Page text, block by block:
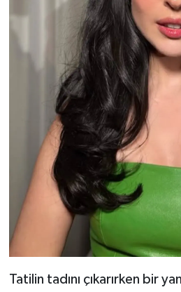
Tatilin tadını çıkarırken bir